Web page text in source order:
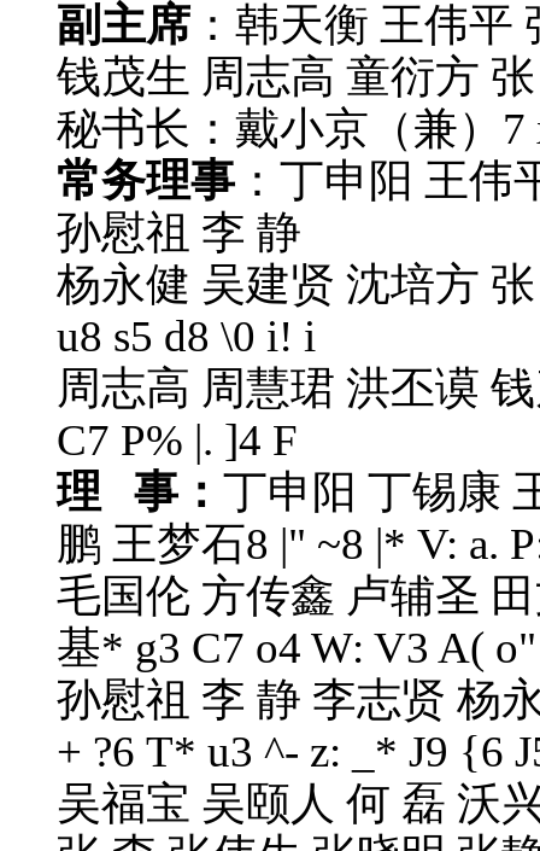
副主席 ：韩天衡 王伟
钱茂生 周志高 童衍方
秘书长：戴小京（兼） 7
常务理事 ：丁申阳 王
孙慰祖 李 静
杨永健 吴建贤 沈培方
u8 s5 d8 \0 i! i
周志高 周慧珺 洪丕谟
C7 P% |. ]4 F
理 事： 丁申阳 丁锡康
鹏 王梦石8 |" ~8 |* V: a.
毛国伦 方传鑫 卢辅圣
基* g3 C7 o4 W: V3 A(
孙慰祖 李 静 李志贤 杨
+ ?6 T* u3 ^- z: _* J9 {6
吴福宝 吴颐人 何 磊 沃